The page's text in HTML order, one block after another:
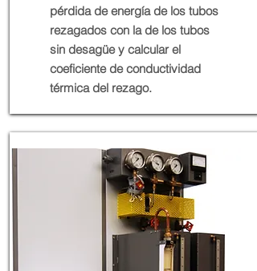
pérdida de energía de los tubos
rezagados con la de los tubos
sin desagüe y calcular el
coeficiente de conductividad
térmica del rezago.